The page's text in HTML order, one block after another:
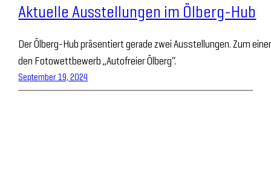
Aktuelle Ausstellungen im Ölberg-Hub
Der Ölberg-Hub präsentiert gerade zwei Ausstellungen. Zum
den Fotowettbewerb „Autofreier Ölberg“.
September 19, 2024